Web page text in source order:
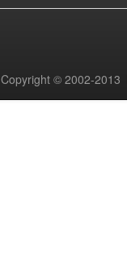
Copyright © 2002-2013